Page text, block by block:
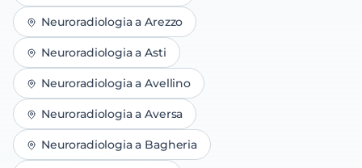
NeuroradiologiaaArezzo
NeuroradiologiaaAsti
NeuroradiologiaaAvellino
NeuroradiologiaaAversa
Neuroradiologiaa Bagheria